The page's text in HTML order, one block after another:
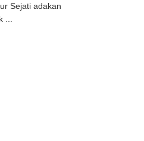
Sejati adakan